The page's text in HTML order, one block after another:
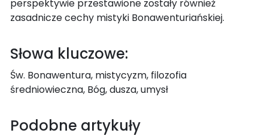
perspektywie przestawione zostały również
zasadnicze cechy mistyki Bonawenturiańskiej.
Słowa kluczowe:
Św. Bonawentura, mistycyzm, filozofia
średniowieczna, Bóg, dusza, umysł
Podobne artykuły